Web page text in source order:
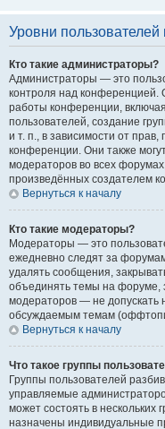
Уровни пользователей
Кто такие администраторы?
Администраторы — это
контроля над конференцией.
работы конференции,
пользователей, создание
и т. п., в зависимости от
конференции. Они также
модераторов во всех
произведённых создателем
Вернуться к началу
Кто такие модераторы?
Модераторы — это
ежедневно следят за
удалять сообщения,
объединять темы на форуме,
модераторов — не допускать
обсуждаемым темам
Вернуться к началу
Что такое группы
Группы пользователей
управляемые
может состоять в нескольких
назначены индивидуальные